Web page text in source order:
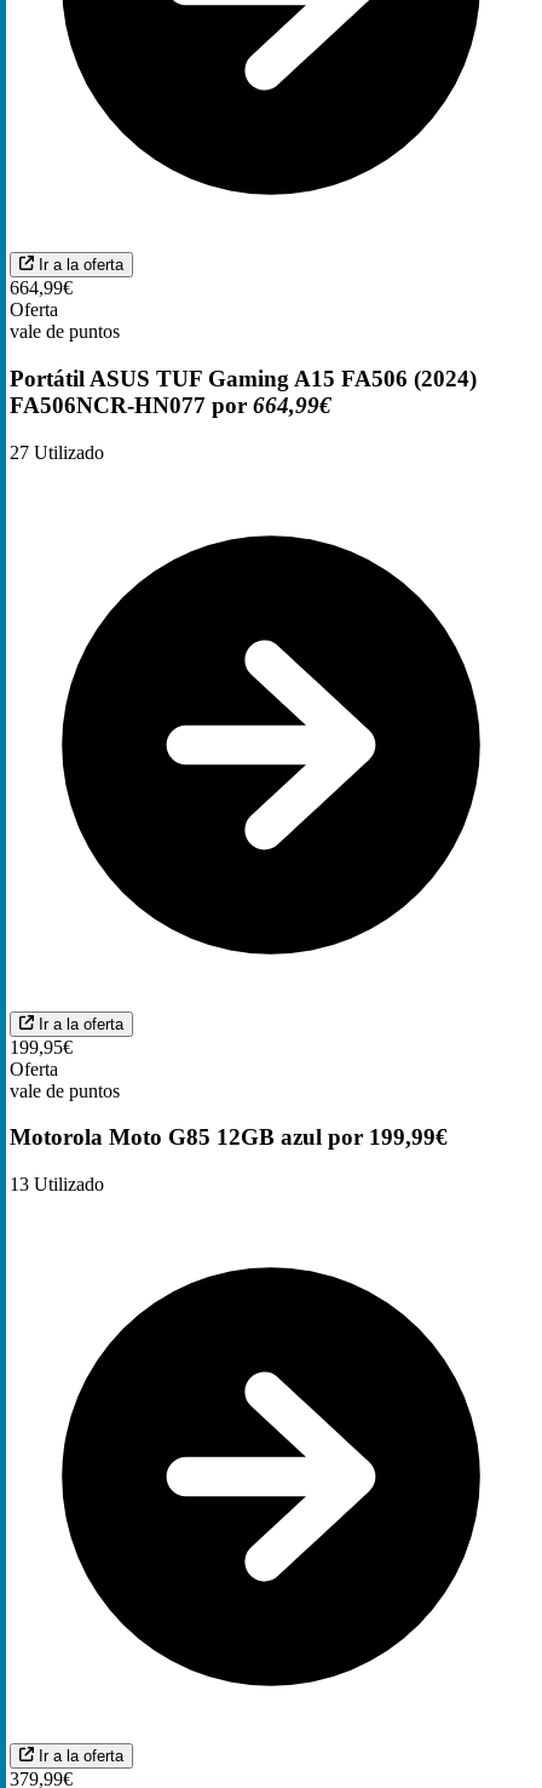
Ir a la oferta
664,99€
Oferta
vale de puntos
Portátil ASUS TUF Gaming A15 FA506 (2024)
FA506NCR-HN077 por 664,99€
27 Utilizado
Ir a la oferta
199,95€
Oferta
vale de puntos
Motorola Moto G85 12GB azul por 199,99€
13 Utilizado
Ir a la oferta
379,99€